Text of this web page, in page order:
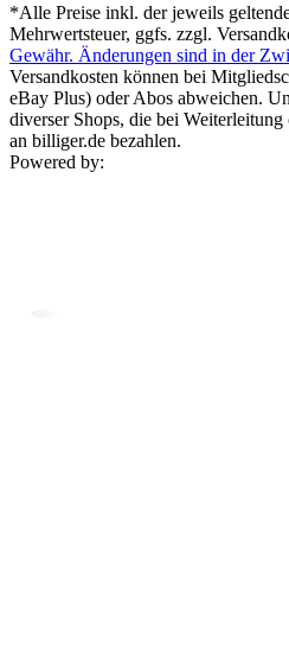
*Alle Preise inkl. der jeweils
Mehrwertsteuer, ggfs. zzgl.
Gewähr. Änderungen sind in der
Versandkosten können bei
eBay Plus) oder Abos abweichen.
diverser Shops, die bei
an billiger.de bezahlen.
Powered by: